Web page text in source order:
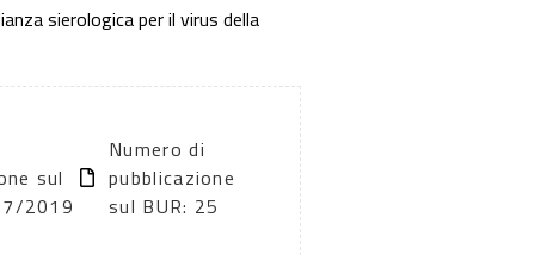
sierologica per il virus della
sul
2019
Numero di
pubblicazione
sul BUR: 25